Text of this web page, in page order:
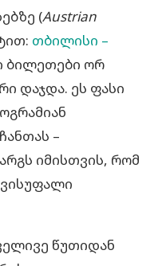
(Austrian
თბილისი –
ბილეთები ორ
დაჯდა. ეს ფასი
–
იმისთვის, რომ
წუთიდან